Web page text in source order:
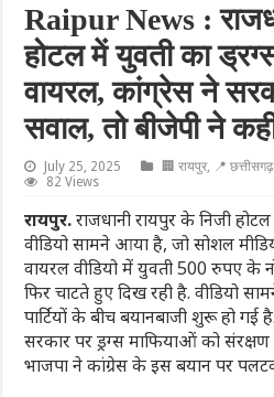
Raipur News :
होटल में युवती का
वायरल, कांग्रेस ने
सवाल, तो बीजेपी ने
July 25, 2025 🏢 रायपुर 📍 छत्तीसगढ़
82 Views
रायपुर.राजधानी रायपुर के निजी
वीडियो सामने आया है, जो सोशल
वायरल वीडियो में युवती 500 रुपए के
फिर चाटते हुए दिख रही है. वीडियो
पार्टियों के बीच बयानबाजी शुरू हो
सरकार पर ड्रग्स माफियाओं को
भाजपा ने कांग्रेस के इस बयान पर